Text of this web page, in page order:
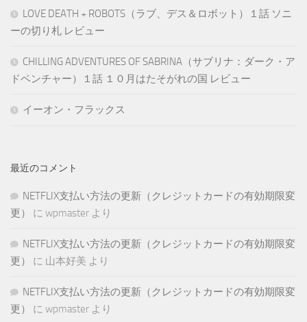
LOVE DEATH + ROBOTS（ラブ、デス＆ロボット）１話 ソニ
ーの切り札 レビュー
CHILLING ADVENTURES OF SABRINA（サブリナ：ダーク・ア
ドベンチャー）１話 １０月はたそがれの国 レビュー
イーオン・フラックス
最近のコメント
NETFLIX支払い方法の更新（クレジットカードの有効期限変
更）
に wpmaster より
NETFLIX支払い方法の更新（クレジットカードの有効期限変
更）
に 山本好美 より
NETFLIX支払い方法の更新（クレジットカードの有効期限変
更）
に wpmaster より